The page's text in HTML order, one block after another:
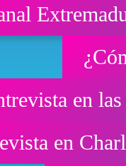
en
en